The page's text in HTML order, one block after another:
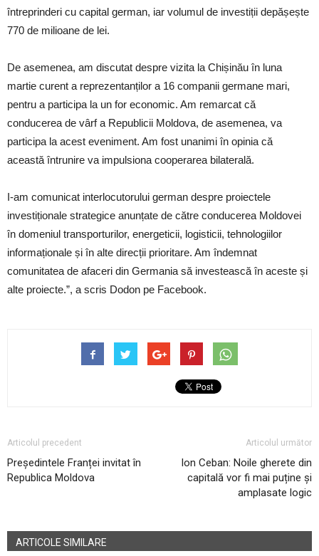
întreprinderi cu capital german, iar volumul de investiții depășește
770 de milioane de lei.
De asemenea, am discutat despre vizita la Chișinău în luna
martie curent a reprezentanților a 16 companii germane mari,
pentru a participa la un for economic. Am remarcat că
conducerea de vârf a Republicii Moldova, de asemenea, va
participa la acest eveniment. Am fost unanimi în opinia că
această întrunire va impulsiona cooperarea bilaterală.
I-am comunicat interlocutorului german despre proiectele
investiționale strategice anunțate de către conducerea Moldovei
în domeniul transporturilor, energeticii, logisticii, tehnologiilor
informaționale și în alte direcții prioritare. Am îndemnat
comunitatea de afaceri din Germania să investească în aceste și
alte proiecte.”, a scris Dodon pe Facebook.
Articolul precedent
Președintele Franței invitat în
Republica Moldova
Articolul următor
Ion Ceban: Noile gherete din
capitală vor fi mai puține și
amplasate logic
ARTICOLE SIMILARE